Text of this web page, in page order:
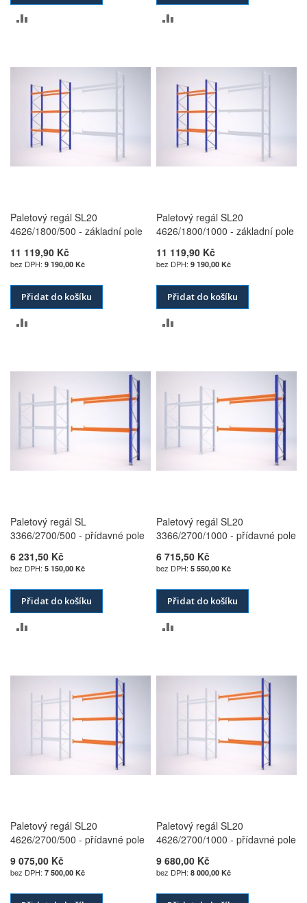
POROVNÁNÍ
POROVNÁNÍ
Paletový regál SL20
4626/1800/500 - základní pole
11 119,90 Kč
9 190,00 Kč
Přidat do košíku
POROVNÁNÍ
Paletový regál SL20
4626/1800/1000 - základní pole
11 119,90 Kč
9 190,00 Kč
Přidat do košíku
POROVNÁNÍ
Paletový regál SL
3366/2700/500 - přídavné pole
6 231,50 Kč
5 150,00 Kč
Přidat do košíku
POROVNÁNÍ
Paletový regál SL20
3366/2700/1000 - přídavné pole
6 715,50 Kč
5 550,00 Kč
Přidat do košíku
POROVNÁNÍ
Paletový regál SL20
4626/2700/500 - přídavné pole
9 075,00 Kč
7 500,00 Kč
Paletový regál SL20
4626/2700/1000 - přídavné pole
9 680,00 Kč
8 000,00 Kč